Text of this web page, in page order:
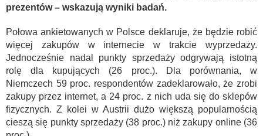
prezentów – wskazują wyniki badań.
Połowa ankietowanych w Polsce deklaruje, że będzie robić
więcej zakupów w internecie w trakcie wyprzedaży.
Jednocześnie nadal punkty sprzedaży odgrywają istotną
rolę dla kupujących (26 proc.). Dla porównania, w
Niemczech 59 proc. respondentów zadeklarowało, że zrobi
zakupy przez internet, a 24 proc. z nich uda się do sklepów
fizycznych. Z kolei w Austrii dużo większą popularnością
cieszą się punkty sprzedaży (38 proc.) niż zakupy online (36